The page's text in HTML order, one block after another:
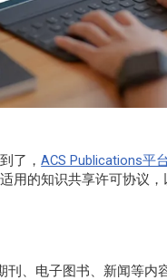
了，ACS Publications平
用的知识共享许可协议，
刊、电子图书、新闻等内